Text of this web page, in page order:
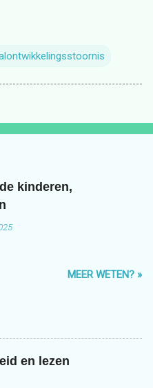
kinderen,
MEER WETEN? »
en lezen